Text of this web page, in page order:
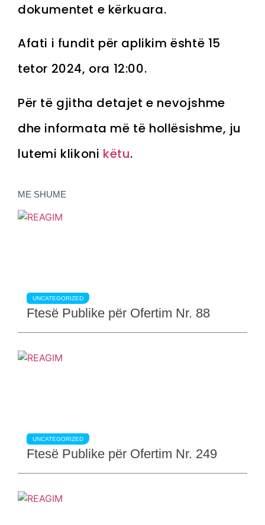
dokumentet e kërkuara.
Afati i fundit për aplikim është 15
tetor 2024, ora 12:00.
Për të gjitha detajet e nevojshme
dhe informata më të hollësishme, ju
lutemi klikoni këtu.
ME SHUME
UNCATEGORIZED
Ftesë Publike për Ofertim Nr. 88
UNCATEGORIZED
Ftesë Publike për Ofertim Nr. 249